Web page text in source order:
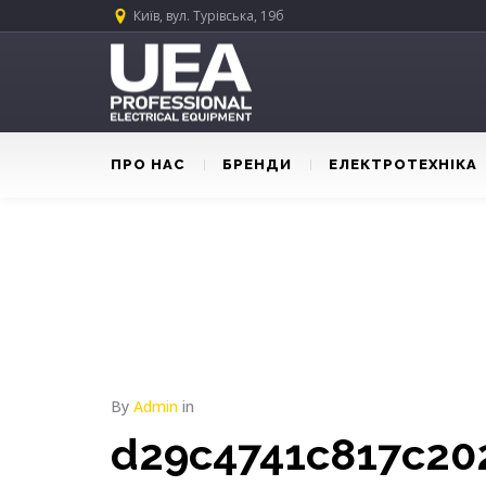
Київ, вул. Турівська, 19б
ПРО НАС БРЕНДИ ЕЛЕКТРОТЕХНІКА
By Admin in